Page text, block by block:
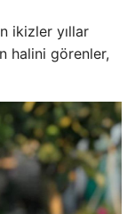
ikizler yıllar
halini görenler,